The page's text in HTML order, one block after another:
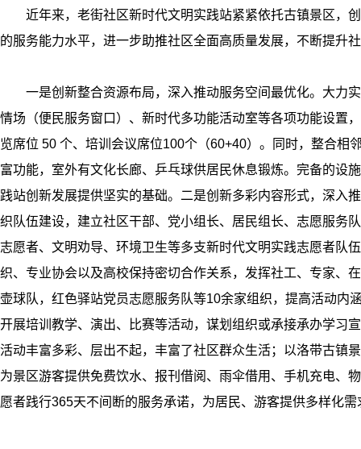
近年来，老街社区新时代文明实践站紧紧依托古镇景区，创
的服务能力水平，进一步助推社区全面高质量发展，不断提升
一是创新整合资源布局，深入推动服务空间最优化。大力实
情场（便民服务窗口）、新时代多功能活动室等各项功能设置
览席位 50 个、培训会议席位100个（60+40）。同时，整合相
富功能，室外有文化长廊、乒乓球供居民休息锻炼。完备的设
践站创新发展提供坚实的基础。二是创新多彩内容形式，深入
织队伍建设，建立社区干部、党小组长、居民组长、志愿服务
志愿者、文明劝导、环境卫生等多支新时代文明实践志愿者队
织、专业协会以及高校保持密切合作关系，发挥社工、专家、
壶球队，红色驿站党员志愿服务队等10余家组织，提高活动内
开展培训教学、演出、比赛等活动，谋划组织或承接承办学习
活动丰富多彩、层出不起，丰富了社区群众生活；以洛带古镇
为景区游客提供免费饮水、报刊借阅、雨伞借用、手机充电、
愿者践行365天不间断的服务承诺，为居民、游客提供多样化